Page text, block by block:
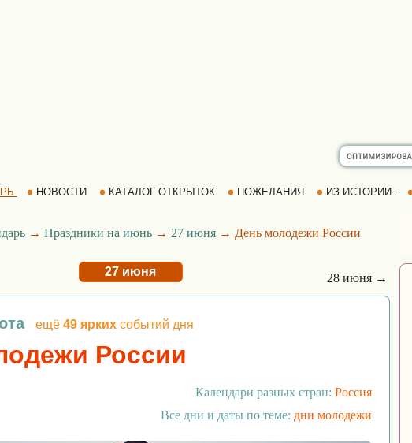
НОВОСТИ КАТАЛОГ ОТКРЫТОК ПОЖЕЛАНИЯ ИЗ ИСТОРИИ...
→ Праздники на июнь→ 27 июня→ День молодежи России
27 июня 28 июня →
ещё 49 ярких событий дня
России
Календари разных стран: Россия
Все дни и даты по теме: дни молодежи